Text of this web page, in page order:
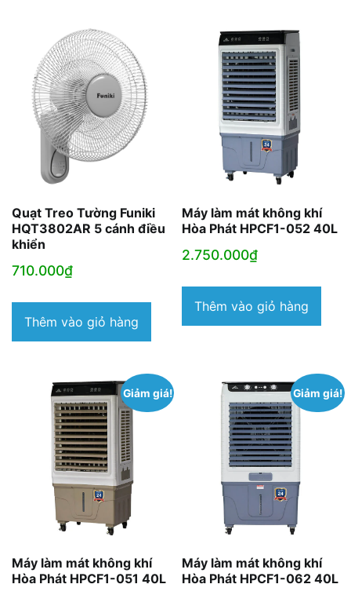
Quạt Treo Tường Funiki
HQT3802AR 5 cánh điều
khiển
710.000₫
Thêm vào giỏ hàng
Máy làm mát không khí
Hòa Phát HPCF1-052 40L
2.750.000₫
Thêm vào giỏ hàng
Giảm giá!
Máy làm mát không khí
Hòa Phát HPCF1-051 40L
Giảm giá!
Máy làm mát không khí
Hòa Phát HPCF1-062 40L